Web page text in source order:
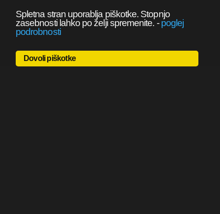
Spletna stran uporablja piškotke. Stopnjo
zasebnosti lahko po želji spremenite. -poglej
podrobnosti
Dovoli piškotke